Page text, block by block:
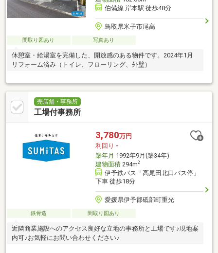
伯備線 岸本駅 徒歩48分
鳥取県米子市尾高
間取り図あり 写真あり
休憩室・給湯室を完備した、開放感のある物件です。2024年1月
リフォーム済み（トイレ、フローリング、外壁）
売店舗・事務所
工場付事務所
3,780万円
利回り -
築年月 1992年9月(築34年)
建物面積294m2
伊予鉄バス「高尾田北口バス停」
下車 徒歩18分
愛媛県伊予郡砥部町重光
鉄骨造 間取り図あり
近隣商業施設へのアクセス良好な立地の事務所と工場です♪現地案
内可♪お気軽にお問い合わせください♪